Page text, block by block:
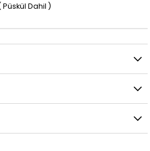
Dahil )